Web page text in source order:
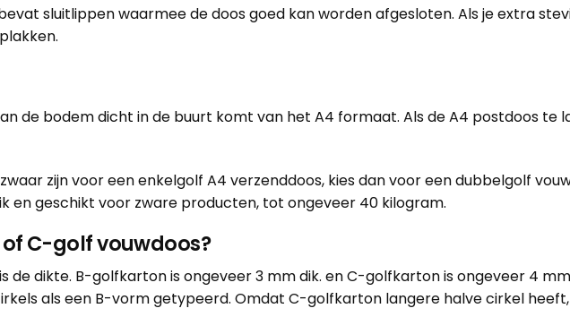
sluitlippen waarmee de doos goed kan worden afgesloten. Als je extra
de bodem dicht in de buurt komt van het A4 formaat. Als de A4 postdoos te
zijn voor een enkelgolf A4 verzenddoos, kies dan voor een dubbelgolf
en geschikt voor zware producten, tot ongeveer 40 kilogram.
C-golf vouwdoos?
dikte. B-golfkarton is ongeveer 3 mm dik. en C-golfkarton is ongeveer 4
als een B-vorm getypeerd. Omdat C-golfkarton langere halve cirkel